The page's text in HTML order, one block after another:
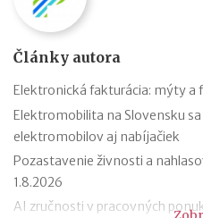
Články autora
Elektronická fakturácia: mýty a
Elektromobilita na Slovensku
elektromobilov aj nabíjačiek
Pozastavenie živnosti a
1.8.2026
AI zručnosti v pracovných